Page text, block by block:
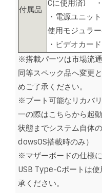
付属品
Cに使用済) ・
・電源ユニッ
使用モジュラ
・ビデオカー
※搭載パーツは市場流
同等スペック品へ変更
めご了承ください。
※ブート可能なリカバ
一の際はこちらから起
状態までシステム自体
dowsOS搭載時のみ）
※マザーボードの仕様
USB Type-Cポートは
承ください。